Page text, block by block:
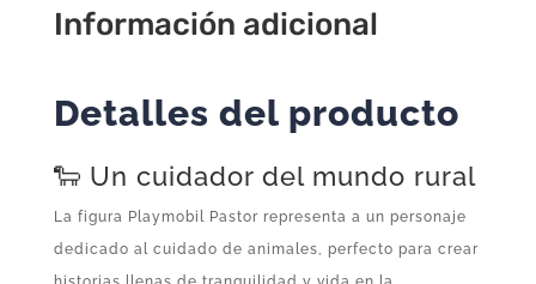
Información adicional
Detalles del producto
🐑 Un cuidador del mundo rural
La figura Playmobil Pastor representa a un personaje
dedicado al cuidado de animales, perfecto para crear